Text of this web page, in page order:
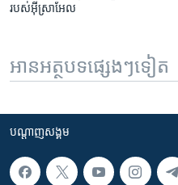
របស់​​​អ៊ីស្រាអែល
អានអត្ថបទផ្សេងៗទៀត
បណ្តាញ​សង្គម